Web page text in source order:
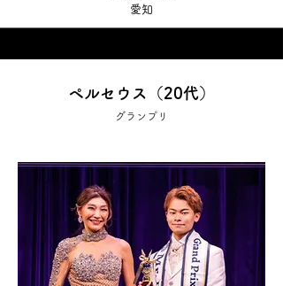
愛知
ペルセウス（20代）
グランプリ